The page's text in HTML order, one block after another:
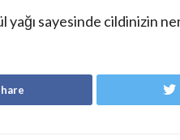
yağı sayesinde cildinizin